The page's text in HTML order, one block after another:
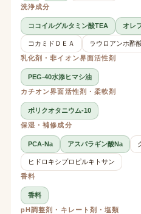
洗浄成分
ココイルグルタミン酸TEA オレ
コカミドＤＥＡ
ラウロアンホ酢
乳化剤・非イオン界面活性剤
PEG-40水添ヒマシ油
カチオン界面活性剤・柔軟剤
ポリクオタニウム-10
保湿・補修成分
PCA-Na アスパラギン酸Na
ヒドロキシプロピルキトサン
香料
香料
pH調整剤・キレート剤・塩類